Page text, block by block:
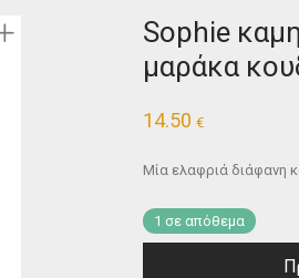
Sophie
μαράκα
14.50 €
Μία ελαφριά διάφανη
1 σε απόθεμα